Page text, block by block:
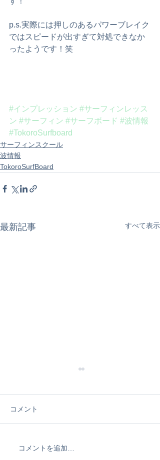
p.s.実際には押しのあるパワーブレイク
ではスピードが出すぎて対処できなか
ったようです！笑
#インプレッション #サーフィンレッス
ン #サーフィン #サーフボード #波情報
#TokoroSurfboard
サーフィンスクール
波情報
TokoroSurfBoard
最新記事 すべて表示
波乗り最短で上手くなり
コメント
コメントを追加…